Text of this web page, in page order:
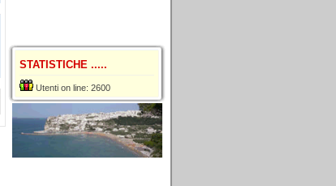
STATISTICHE .....
Utenti on line: 2600